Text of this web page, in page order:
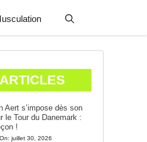
Aert s’impose dès son
le Tour du Danemark :
!
juillet 30, 2026